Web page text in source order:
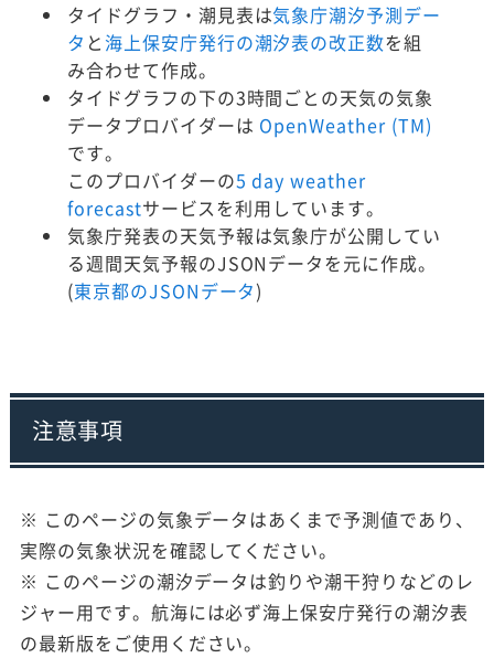
タイドグラフ・潮見表は気象庁潮汐予測デー
タ と 海上保安庁発行の潮汐表の改正数を組
み合わせて作成。
タイドグラフの下の3時間ごとの天気の気象
データプロバイダーは OpenWeather (TM)
です。
このプロバイダーの5 day weather
forecastサービスを利用しています。
気象庁発表の天気予報は気象庁が公開してい
る週間天気予報のJSONデータを元に作成。
(東京都のJSONデータ)
注意事項
※ このページの気象データはあくまで予測値であり、
実際の気象状況を確認してください。
※ このページの潮汐データは釣りや潮干狩りなどのレ
ジャー用です。航海には必ず海上保安庁発行の潮汐表
の最新版をご使用ください。